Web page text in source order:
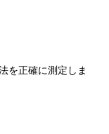
を正確に測定しま